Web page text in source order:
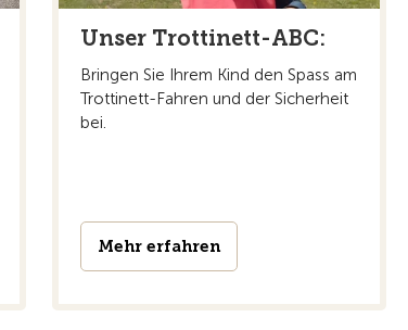
Unser Trottinett-ABC:
Bringen Sie Ihrem Kind den Spass am
Trottinett-Fahren und der Sicherheit
bei.
Mehr erfahren